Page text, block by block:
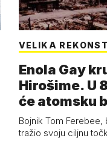
VELIKA
Enola Gay
Hirošime. U
će atomsku
Boy'
Bojnik Tom
tražio svoju ciljnu